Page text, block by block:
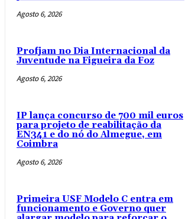
Agosto 6, 2026
Profjam no Dia Internacional da
Juventude na Figueira da Foz
Agosto 6, 2026
IP lança concurso de 700 mil euros
para projeto de reabilitação da
EN341 e do nó do Almegue, em
Coimbra
Agosto 6, 2026
Primeira USF Modelo C entra em
funcionamento e Governo quer